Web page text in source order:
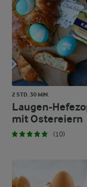
2 STD. 30 MIN.
Laugen-
mit Ostereiern
(10)